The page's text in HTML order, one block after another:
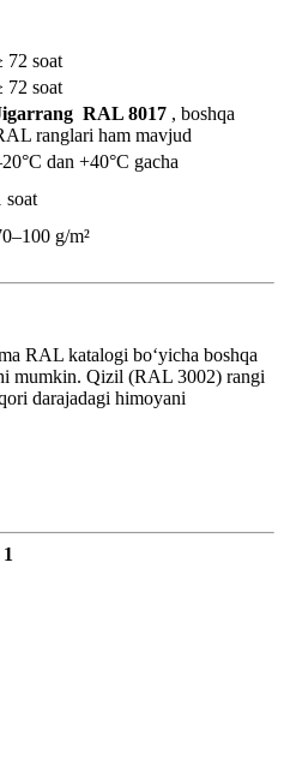
72 soat
72 soat
RAL 8017 , boshqa
ranglari ham mavjud
dan +40°C gacha
soat
g/m²
RAL katalogi bo‘yicha boshqa
mumkin. Qizil (RAL 3002) rangi
darajadagi himoyani